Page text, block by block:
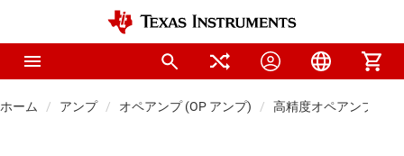
ホーム アンプ オペアンプ (OP アンプ) 高精度オペアンプ